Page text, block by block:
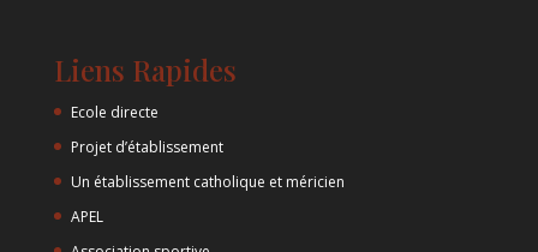
Liens Rapides
Ecole directe
Projet d’établissement
Un établissement catholique et méricien
APEL